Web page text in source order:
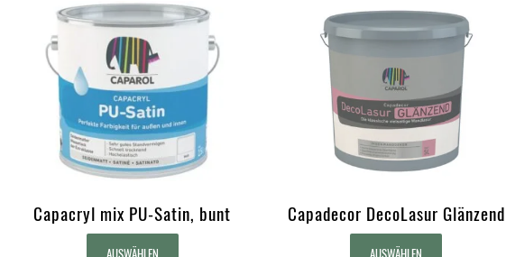
Capacryl mix PU-Satin, bunt
AUSWÄHLEN
Capadecor DecoLasur Glänzend
AUSWÄHLEN